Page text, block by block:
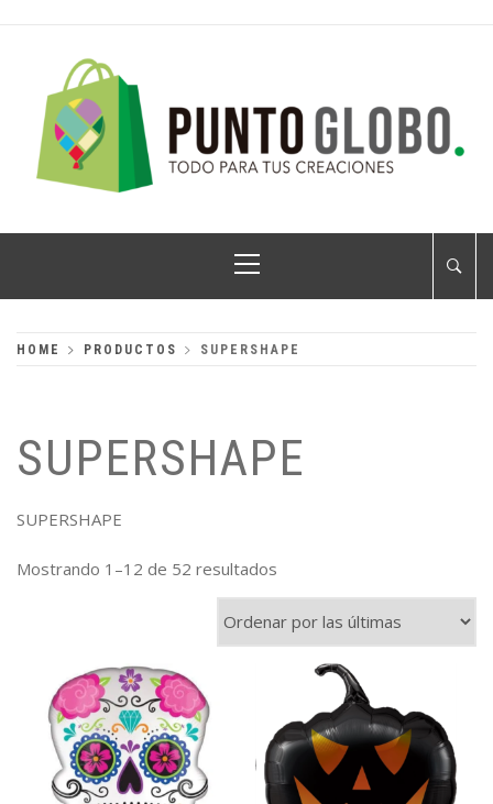
PUNTO GLOBO
Menu
HOME PRODUCTOS SUPERSHAPE
SUPERSHAPE
SUPERSHAPE
Mostrando 1–12 de 52 resultados